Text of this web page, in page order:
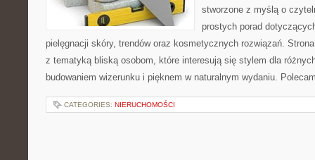
stworzone z myślą o
prostych porad
pielęgnacji skóry, trendów oraz kosmetycznych rozwiązań.
z tematyką bliską osobom, które interesują się stylem dla
budowaniem wizerunku i pięknem w naturalnym wydaniu.
CATEGORIES: NIERUCHOMOŚCI